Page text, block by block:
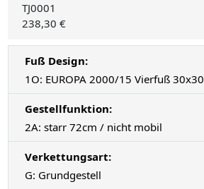
TJ0001
238,30 €
Fuß Design:
1O: EUROPA 2000/15 Vierfuß 30x30
Gestellfunktion:
2A: starr 72cm / nicht mobil
Verkettungsart:
G: Grundgestell